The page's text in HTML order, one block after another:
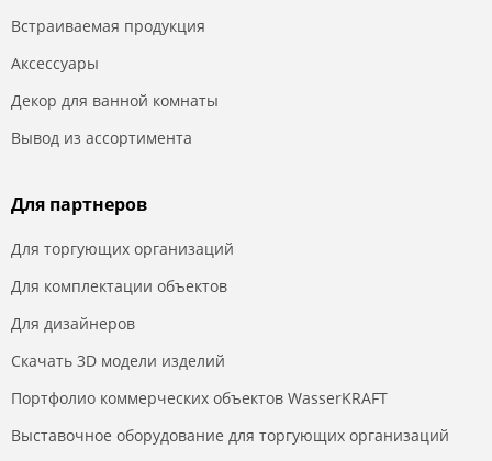
Встраиваемая продукция
Аксессуары
Декор для ванной комнаты
Вывод из ассортимента
Для партнеров
Для торгующих организаций
Для комплектации объектов
Для дизайнеров
Скачать 3D модели изделий
Портфолио коммерческих объектов WasserKRAFT
Выставочное оборудование для торгующих организаций